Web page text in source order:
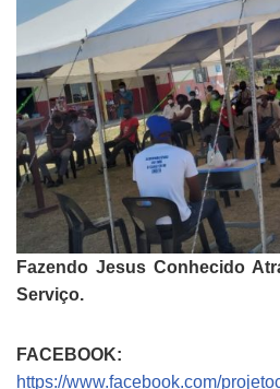
Fazendo Jesus Conhecido
Serviço.
FACEBOOK:
https://www.facebook.com/